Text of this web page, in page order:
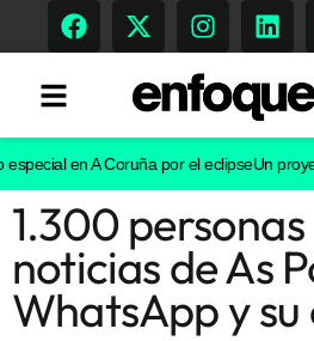
Tendencias
Memoria Histórica
en A Coruña por el eclipseUn
1.300
noticias de As
WhatsApp y